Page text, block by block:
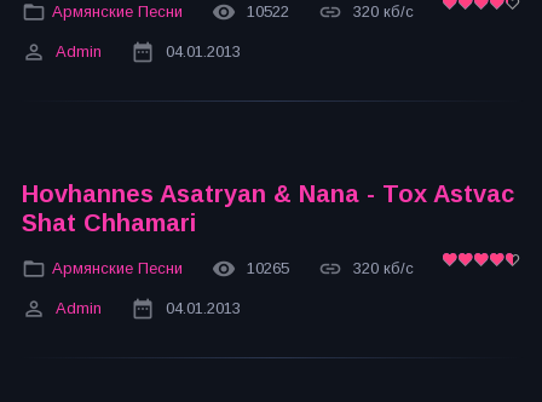
Армянские Песни 10522 320 кб/с
Admin 04.01.2013
Hovhannes Asatryan & Nana - Tox Astvac
Shat Chhamari
Армянские Песни 10265 320 кб/с
Admin 04.01.2013